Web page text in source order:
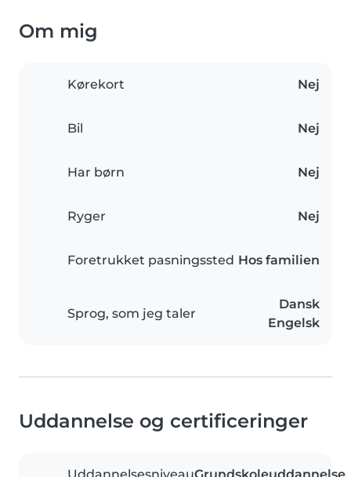
Om mig
Kørekort Nej
Bil Nej
Har børn Nej
Ryger Nej
Foretrukket pasningssted Hos familien
Sprog, som jeg taler
Dansk
Engelsk
Uddannelse og certificeringer